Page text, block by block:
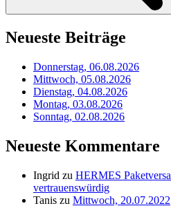
Neueste Beiträge
Donnerstag, 06.08.2026
Mittwoch, 05.08.2026
Dienstag, 04.08.2026
Montag, 03.08.2026
Sonntag, 02.08.2026
Neueste Kommentare
Ingrid zu HERMES
vertrauenswürdig
Tanis zu Mittwoch, 20.07.2022